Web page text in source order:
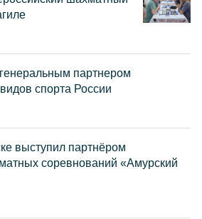
партнером
спорта России
выступил партнёром
соревнований «Амурский